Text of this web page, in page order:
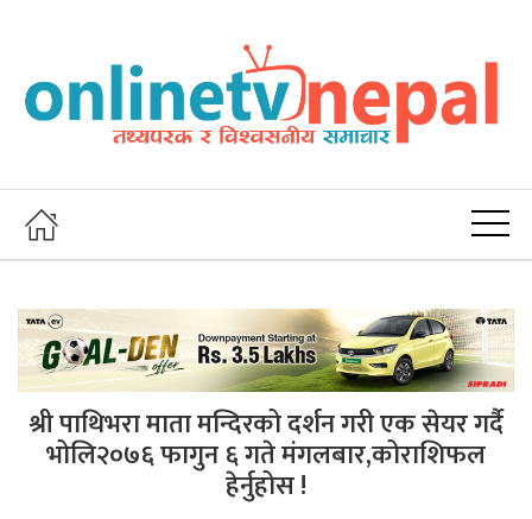
श्री पाथिभरा माता मन्दिरको दर्शन गरी एक सेयर गर्दै
भोलि२०७६ फागुन ६ गते मंगलबार,कोराशिफल
हेर्नुहोस !